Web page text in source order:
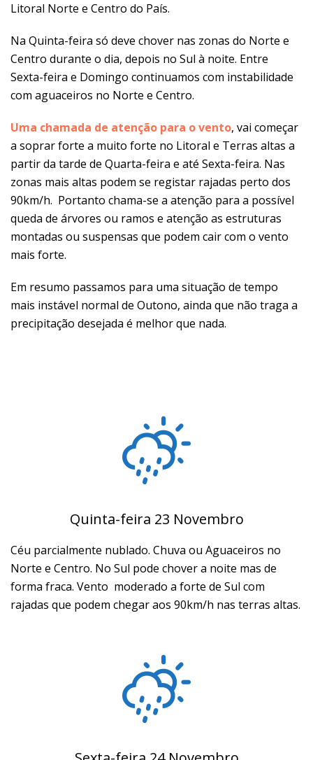
Litoral Norte e Centro do País.
Na Quinta-feira só deve chover nas zonas do Norte e
Centro durante o dia, depois no Sul à noite. Entre
Sexta-feira e Domingo continuamos com instabilidade
com aguaceiros no Norte e Centro.
Uma chamada de atenção para o vento, vai começar
a soprar forte a muito forte no Litoral e Terras altas a
partir da tarde de Quarta-feira e até Sexta-feira. Nas
zonas mais altas podem se registar rajadas perto dos
90km/h. Portanto chama-se a atenção para a possível
queda de árvores ou ramos e atenção as estruturas
montadas ou suspensas que podem cair com o vento
mais forte.
Em resumo passamos para uma situação de tempo
mais instável normal de Outono, ainda que não traga a
precipitação desejada é melhor que nada.
Quinta-feira 23 Novembro
Céu parcialmente nublado. Chuva ou Aguaceiros no
Norte e Centro. No Sul pode chover a noite mas de
forma fraca. Vento moderado a forte de Sul com
rajadas que podem chegar aos 90km/h nas terras altas.